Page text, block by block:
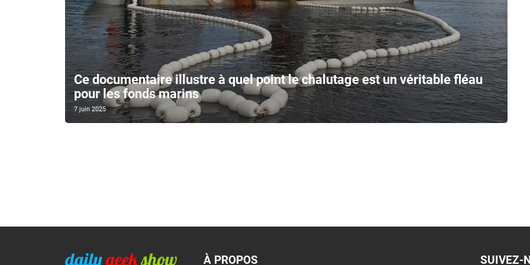
Ce documentaire illustre à quel point le chalutage est un véritable fléau
pour les fonds marins
7 juin 2025
À PROPOS SUIVEZ-